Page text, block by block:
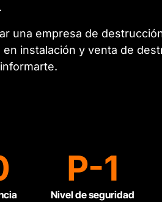
una empresa de
instalación y venta de
P-1
Nivel de seguridad